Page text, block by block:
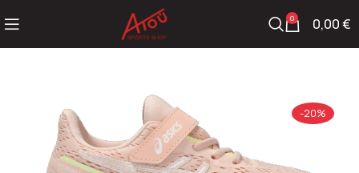
0 0,00€
-20%